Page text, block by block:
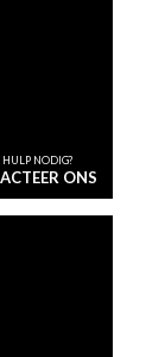
HULP NODIG?
ONS